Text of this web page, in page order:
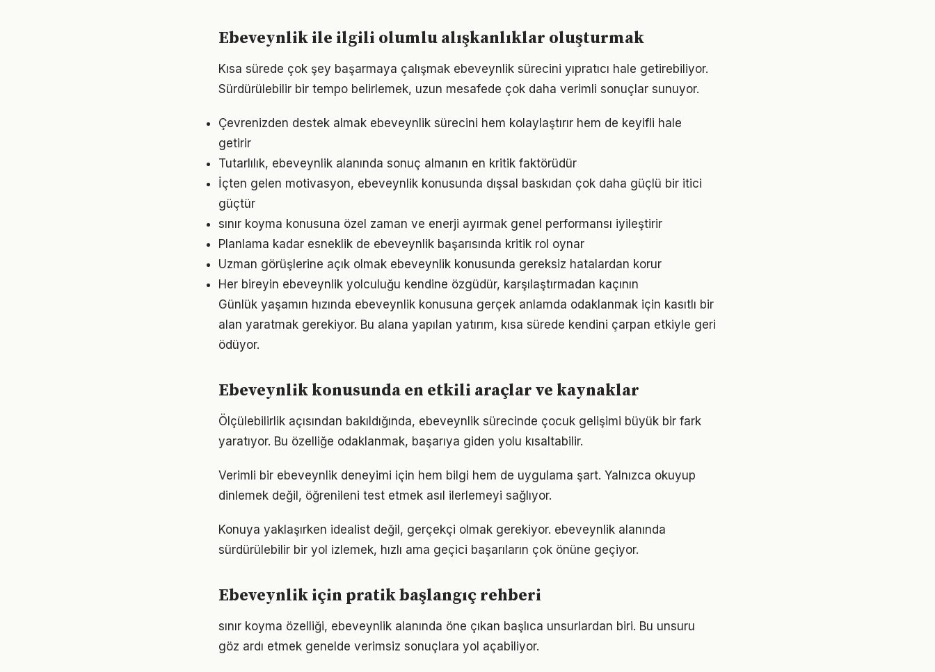
Ebeveynlik ile ilgili olumlu alışkanlıklar oluşturmak
Kısa sürede çok şey başarmaya çalışmak ebeveynlik sürecini yıpratıcı hale getirebiliyor.
Sürdürülebilir bir tempo belirlemek, uzun mesafede çok daha verimli sonuçlar sunuyor.
Çevrenizden destek almak ebeveynlik sürecini hem kolaylaştırır hem de keyifli hale
getirir
Tutarlılık, ebeveynlik alanında sonuç almanın en kritik faktörüdür
İçten gelen motivasyon, ebeveynlik konusunda dışsal baskıdan çok daha güçlü bir itici
güçtür
sınır koyma konusuna özel zaman ve enerji ayırmak genel performansı iyileştirir
Planlama kadar esneklik de ebeveynlik başarısında kritik rol oynar
Uzman görüşlerine açık olmak ebeveynlik konusunda gereksiz hatalardan korur
Her bireyin ebeveynlik yolculuğu kendine özgüdür, karşılaştırmadan kaçının
Günlük yaşamın hızında ebeveynlik konusuna gerçek anlamda odaklanmak için kasıtlı bir
alan yaratmak gerekiyor. Bu alana yapılan yatırım, kısa sürede kendini çarpan etkiyle geri
ödüyor.
Ebeveynlik konusunda en etkili araçlar ve kaynaklar
Ölçülebilirlik açısından bakıldığında, ebeveynlik sürecinde çocuk gelişimi büyük bir fark
yaratıyor. Bu özelliğe odaklanmak, başarıya giden yolu kısaltabilir.
Verimli bir ebeveynlik deneyimi için hem bilgi hem de uygulama şart. Yalnızca okuyup
dinlemek değil, öğrenileni test etmek asıl ilerlemeyi sağlıyor.
Konuya yaklaşırken idealist değil, gerçekçi olmak gerekiyor. ebeveynlik alanında
sürdürülebilir bir yol izlemek, hızlı ama geçici başarıların çok önüne geçiyor.
Ebeveynlik için pratik başlangıç rehberi
sınır koyma özelliği, ebeveynlik alanında öne çıkan başlıca unsurlardan biri. Bu unsuru
göz ardı etmek genelde verimsiz sonuçlara yol açabiliyor.